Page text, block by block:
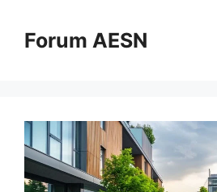
contenuForum AESN